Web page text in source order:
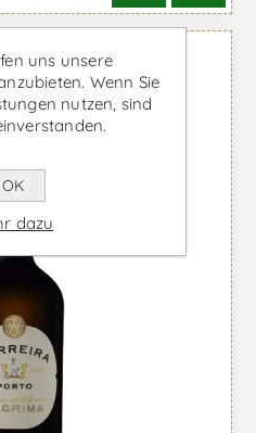
uns unsere
Wenn Sie
nutzen, sind
OK
dazu